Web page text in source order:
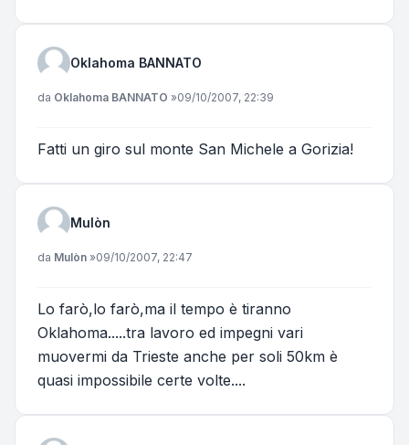
Oklahoma BANNATO
Messaggio
da Oklahoma BANNATO »09/10/2007, 22:39
Fatti un giro sul monte San Michele a Gorizia!
Mulòn
Messaggio
da Mulòn »09/10/2007, 22:47
Lo farò,lo farò,ma il tempo è tiranno
Oklahoma.....tra lavoro ed impegni vari
muovermi da Trieste anche per soli 50km è
quasi impossibile certe volte....